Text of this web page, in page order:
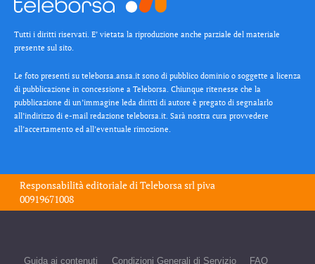
Tutti i diritti riservati. E’ vietata la riproduzione anche parziale del materiale
presente sul sito.
Le foto presenti su teleborsa.ansa.it sono di pubblico dominio o soggette a licenza
di pubblicazione in concessione a Teleborsa. Chiunque ritenesse che la
pubblicazione di un’immagine leda diritti di autore è pregato di segnalarlo
all’indirizzo di e-mail redazione teleborsa.it. Sarà nostra cura provvedere
all’accertamento ed all’eventuale rimozione.
Responsabilità editoriale diTeleborsa srl piva
00919671008
Guida ai contenuti Condizioni Generali di Servizio FAQ